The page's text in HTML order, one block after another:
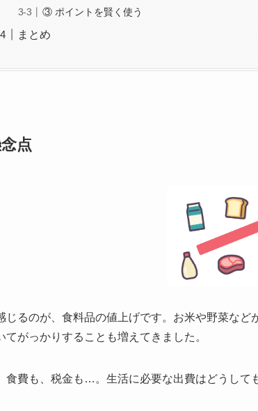
③ ポイントを賢く使う
まとめ
点
じるのが、 食料品の値上げです。お米や野菜など
てがっかりすることも増えてきました。
食費も、税金も…。生活に必要な出費はどうして